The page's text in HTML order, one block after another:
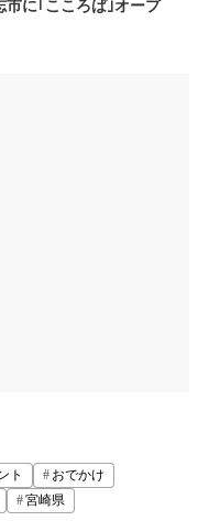
市に｢こころば｣オープ
ト
おでかけ
宮崎県